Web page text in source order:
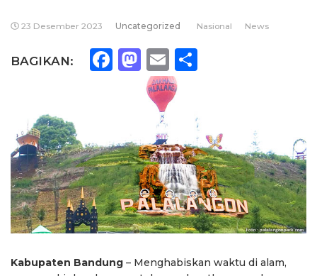
23 Desember 2023 Uncategorized Nasional News
BAGIKAN: Facebook
Mastodon
Email
Kabupaten Bandung – Menghabiskan waktu di alam,